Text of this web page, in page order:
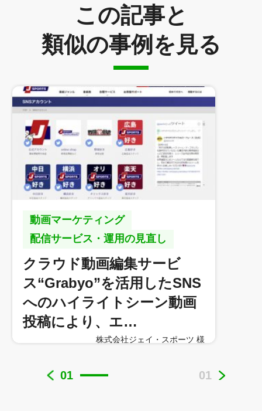
この記事と
類似の事例を見る
動画マーケティング
配信サービス・運用の見直し
クラウド動画編集サービ
ス“Grabyo”を活用したSNS
へのハイライトシーン動画
投稿により、エ…
株式会社ジェイ・スポーツ 様​
01 01